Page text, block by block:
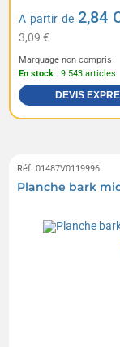
A partir de 2,84
3,09 €
Marquage non compris
En stock : 9 543 articles
DEVIS
Réf. 01487V0119996
Planche bark